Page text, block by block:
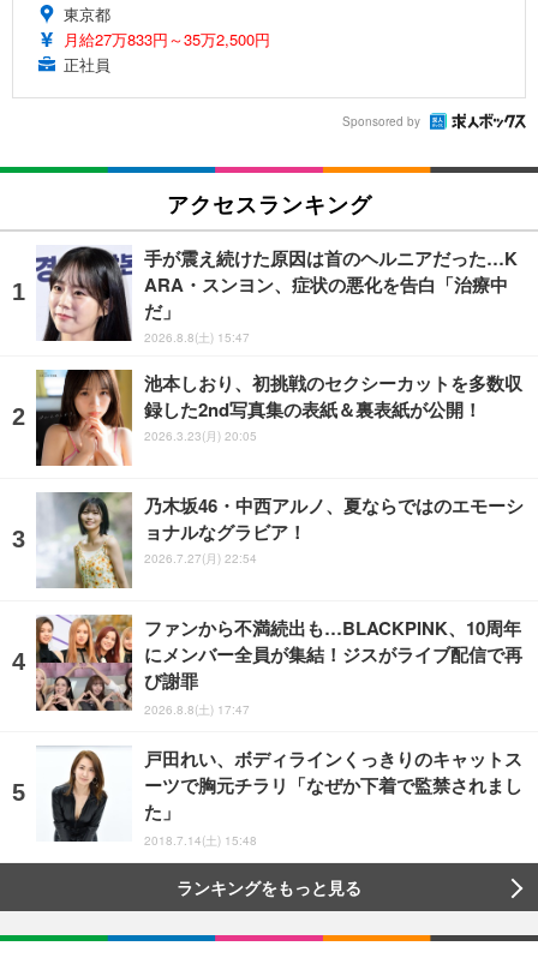
東京都
月給27万833円～35万2,500円
正社員
Sponsored by
アクセスランキング
手が震え続けた原因は首のヘルニアだった…K
ARA・スンヨン、症状の悪化を告白「治療中
だ」
2026.8.8(土) 15:47
池本しおり、初挑戦のセクシーカットを多数収
録した2nd写真集の表紙＆裏表紙が公開！
2026.3.23(月) 20:05
乃木坂46・中西アルノ、夏ならではのエモーシ
ョナルなグラビア！
2026.7.27(月) 22:54
ファンから不満続出も…BLACKPINK、10周年
にメンバー全員が集結！ジスがライブ配信で再
び謝罪
2026.8.8(土) 17:47
戸田れい、ボディラインくっきりのキャットス
ーツで胸元チラリ「なぜか下着で監禁されまし
た」
2018.7.14(土) 15:48
ランキングをもっと見る